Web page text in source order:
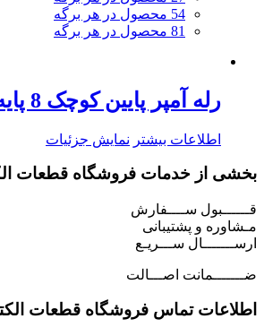
54 محصول در هر برگه
81 محصول در هر برگه
رله آمپر پایین کوچک 8 پایه g6s-2
اطلاعات بیشتر نمایش جزئیات
بخشی از خدمات فروشگاه قطعات
قــــــبول ســــفارش
مـشاوره و پشتیبانی
ارســـــــال ســـریـع
ضـــــــمانت اصـــالت
اطلاعات تماس فروشگاه قطعات